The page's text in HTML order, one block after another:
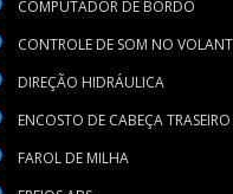
COMPUTADOR DE BORDO
CONTROLE DE SOM NO
DIREÇÃO HIDRÁULICA
ENCOSTO DE CABEÇA TRASEIRO
FAROL DE MILHA